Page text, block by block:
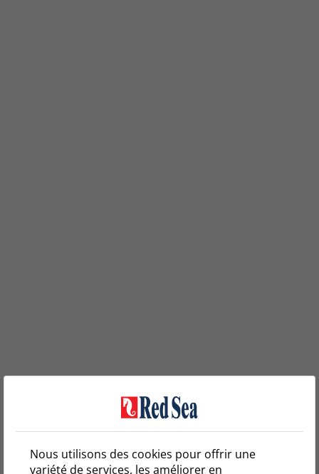
Nous utilisons des cookies pour offrir une
variété de services, les améliorer en